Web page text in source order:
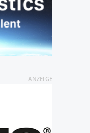
ANZEIGE